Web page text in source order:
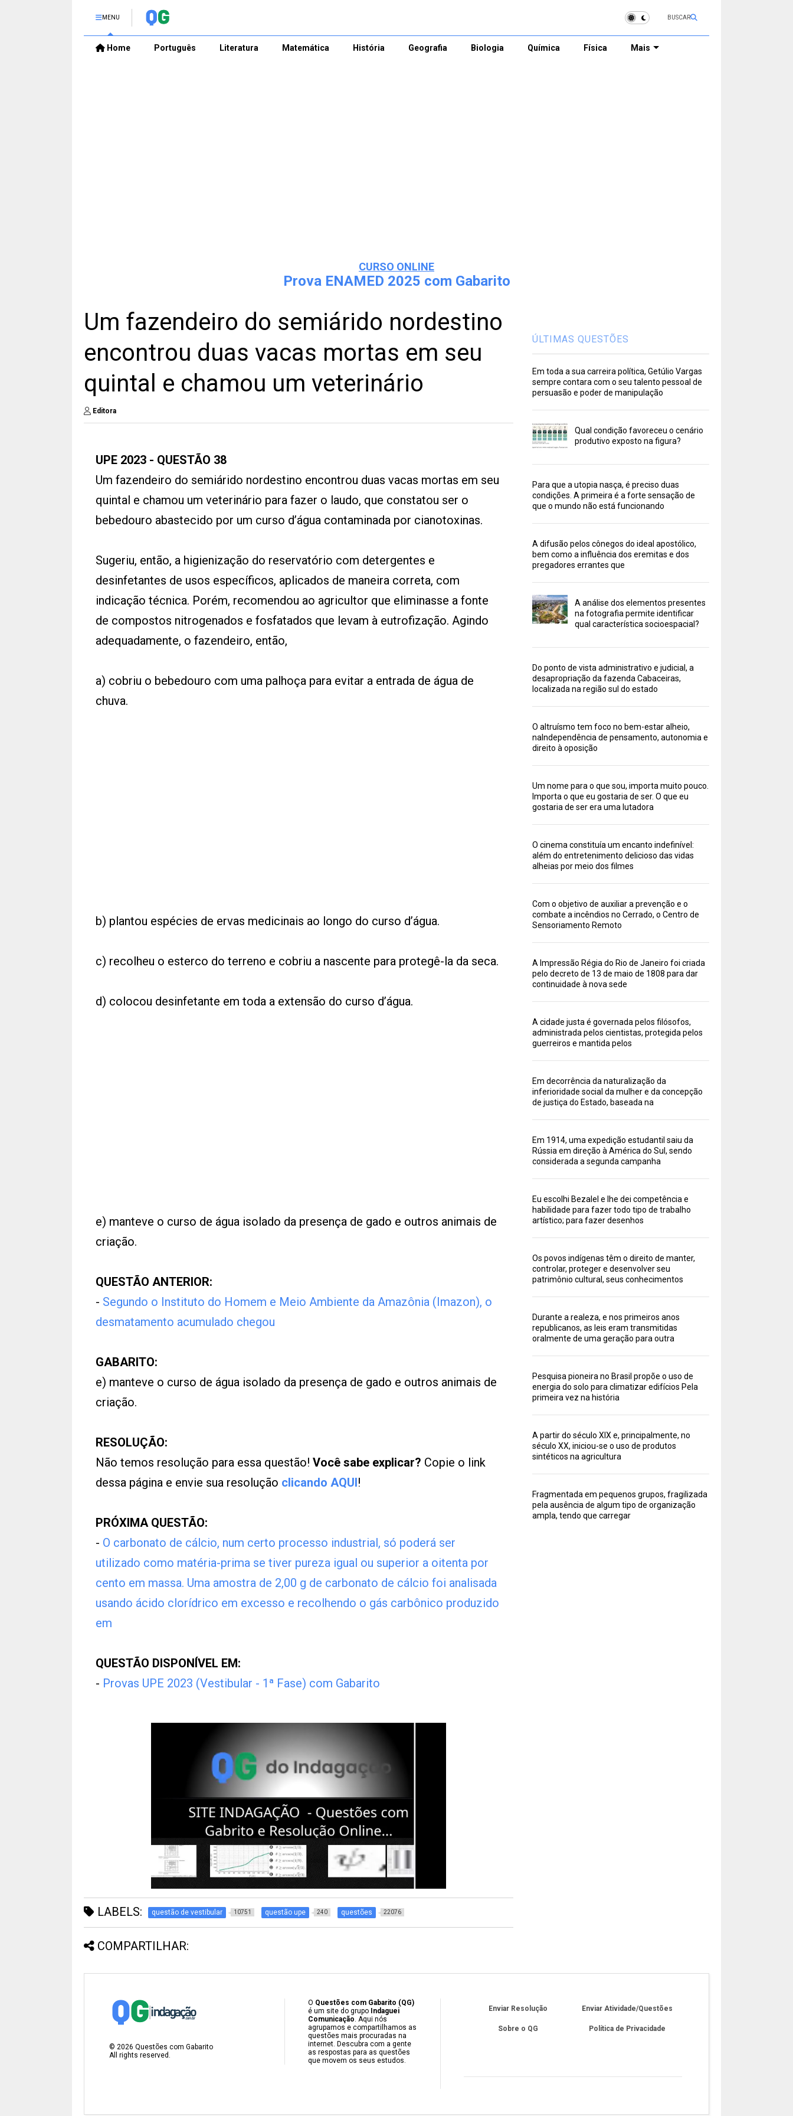
MENU BUSCAR
Home Português Literatura Matemática História Geografia Biologia Química Física Mais
CURSO ONLINE
Prova ENAMED 2025 com Gabarito
Um fazendeiro do semiárido nordestino
encontrou duas vacas mortas em seu
quintal e chamou um veterinário
Editora
UPE 2023 - QUESTÃO 38
Um fazendeiro do semiárido nordestino encontrou duas vacas mortas em seu
quintal e chamou um veterinário para fazer o laudo, que constatou ser o
bebedouro abastecido por um curso d’água contaminada por cianotoxinas.
Sugeriu, então, a higienização do reservatório com detergentes e
desinfetantes de usos específicos, aplicados de maneira correta, com
indicação técnica. Porém, recomendou ao agricultor que eliminasse a fonte
de compostos nitrogenados e fosfatados que levam à eutrofização. Agindo
adequadamente, o fazendeiro, então,
a) cobriu o bebedouro com uma palhoça para evitar a entrada de água de
chuva.
b) plantou espécies de ervas medicinais ao longo do curso d’água.
c) recolheu o esterco do terreno e cobriu a nascente para protegê-la da seca.
d) colocou desinfetante em toda a extensão do curso d’água.
e) manteve o curso de água isolado da presença de gado e outros animais de
criação.
QUESTÃO ANTERIOR:
- Segundo o Instituto do Homem e Meio Ambiente da Amazônia (Imazon), o
desmatamento acumulado chegou
GABARITO:
e) manteve o curso de água isolado da presença de gado e outros animais de
criação.
RESOLUÇÃO:
Não temos resolução para essa questão! Você sabe explicar? Copie o link
dessa página e envie sua resolução clicando AQUI!
PRÓXIMA QUESTÃO:
- O carbonato de cálcio, num certo processo industrial, só poderá ser
utilizado como matéria-prima se tiver pureza igual ou superior a oitenta por
cento em massa. Uma amostra de 2,00 g de carbonato de cálcio foi analisada
usando ácido clorídrico em excesso e recolhendo o gás carbônico produzido
em
QUESTÃO DISPONÍVEL EM:
- Provas UPE 2023 (Vestibular - 1ª Fase) com Gabarito
LABELS: questão de vestibular 10751 questão upe 240 questões 22076
COMPARTILHAR:
ÚLTIMAS QUESTÕES
Em toda a sua carreira política, Getúlio Vargas
sempre contara com o seu talento pessoal de
persuasão e poder de manipulação
Qual condição favoreceu o cenário
produtivo exposto na figura?
Para que a utopia nasça, é preciso duas
condições. A primeira é a forte sensação de
que o mundo não está funcionando
A difusão pelos cônegos do ideal apostólico,
bem como a influência dos eremitas e dos
pregadores errantes que
A análise dos elementos presentes
na fotografia permite identificar
qual característica socioespacial?
Do ponto de vista administrativo e judicial, a
desapropriação da fazenda Cabaceiras,
localizada na região sul do estado
O altruísmo tem foco no bem-estar alheio,
naIndependência de pensamento, autonomia e
direito à oposição
Um nome para o que sou, importa muito pouco.
Importa o que eu gostaria de ser. O que eu
gostaria de ser era uma lutadora
O cinema constituía um encanto indefinível:
além do entretenimento delicioso das vidas
alheias por meio dos filmes
Com o objetivo de auxiliar a prevenção e o
combate a incêndios no Cerrado, o Centro de
Sensoriamento Remoto
A Impressão Régia do Rio de Janeiro foi criada
pelo decreto de 13 de maio de 1808 para dar
continuidade à nova sede
A cidade justa é governada pelos filósofos,
administrada pelos cientistas, protegida pelos
guerreiros e mantida pelos
Em decorrência da naturalização da
inferioridade social da mulher e da concepção
de justiça do Estado, baseada na
Em 1914, uma expedição estudantil saiu da
Rússia em direção à América do Sul, sendo
considerada a segunda campanha
Eu escolhi Bezalel e lhe dei competência e
habilidade para fazer todo tipo de trabalho
artístico; para fazer desenhos
Os povos indígenas têm o direito de manter,
controlar, proteger e desenvolver seu
patrimônio cultural, seus conhecimentos
Durante a realeza, e nos primeiros anos
republicanos, as leis eram transmitidas
oralmente de uma geração para outra
Pesquisa pioneira no Brasil propõe o uso de
energia do solo para climatizar edifícios Pela
primeira vez na história
A partir do século XIX e, principalmente, no
século XX, iniciou-se o uso de produtos
sintéticos na agricultura
Fragmentada em pequenos grupos, fragilizada
pela ausência de algum tipo de organização
ampla, tendo que carregar
©2026 Questões com Gabarito
All rights reserved.
O Questões com Gabarito (QG)
é um site do grupo Indaguei
Comunicação. Aqui nós
agrupamos e compartilhamos as
questões mais procuradas na
internet. Descubra com a gente
as respostas para as questões
que movem os seus estudos.
Enviar Resolução Enviar Atividade/Questões
Sobre o QG Política de Privacidade